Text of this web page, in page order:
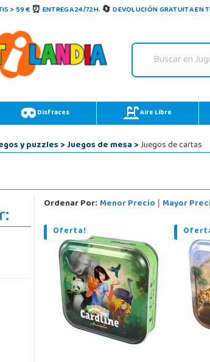
> 59 € ENTREGA 24/72H. DEVOLUCIÓN GRATUITA EN
Disfraces Aire Libre
y puzzles>Juegos de mesa>Juegos de cartas
Ordenar Por: Menor Precio | Mayor
Oferta!